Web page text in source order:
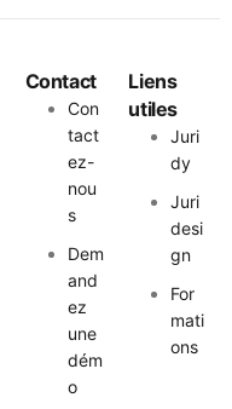
Contact
Con
tact
ez-
nou
s
Dem
and
ez
une
dém
o
Liens
utiles
Juri
dy
Juri
desi
gn
For
mati
ons